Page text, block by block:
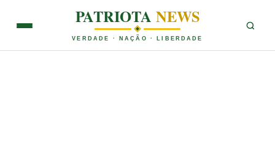
PATRIOTANEWS
VERDADE · NAÇÃO · LIBERDADE